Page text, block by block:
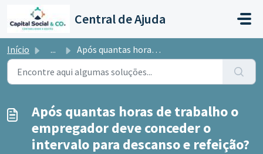
Ir para o conteúdo principal
Central de Ajuda
Início ... Após quantas horas de trabalho o empregador deve conceder...
Após quantas horas de trabalho o
empregador deve conceder o
intervalo para descanso e refeição?